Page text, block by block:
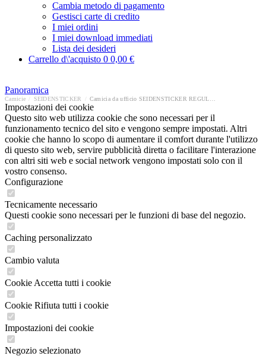
Cambia metodo di pagamento
Gestisci carte di credito
I miei ordini
I miei download immediati
Lista dei desideri
Carrello d\'acquisto 0 0,00 €
Panoramica
Camicie SEIDENSTICKER
Impostazioni dei cookie
Questo sito web utilizza cookie che sono necessari per il
funzionamento tecnico del sito e vengono sempre impostati. Altri
cookie che hanno lo scopo di aumentare il comfort durante l'utilizzo
di questo sito web, servire pubblicità diretta o facilitare l'interazione
con altri siti web e social network vengono impostati solo con il
vostro consenso.
Configurazione
Tecnicamente necessario
Questi cookie sono necessari per le funzioni di base del negozio.
Caching personalizzato
Cambio valuta
Cookie Accetta tutti i cookie
Cookie Rifiuta tutti i cookie
Impostazioni dei cookie
Negozio selezionato